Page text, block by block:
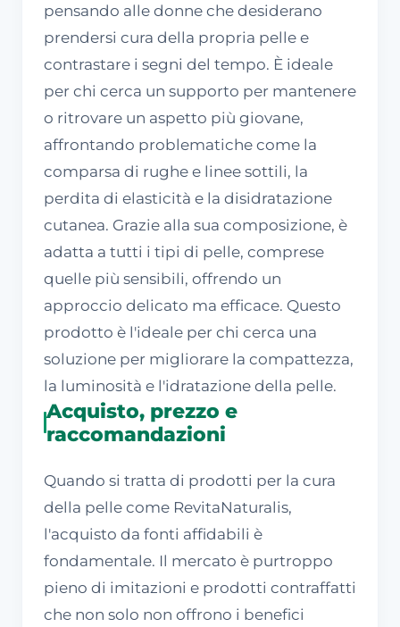
pensando alle donne che desiderano
prendersi cura della propria pelle e
contrastare i segni del tempo. È ideale
per chi cerca un supporto per mantenere
o ritrovare un aspetto più giovane,
affrontando problematiche come la
comparsa di rughe e linee sottili, la
perdita di elasticità e la disidratazione
cutanea. Grazie alla sua composizione, è
adatta a tutti i tipi di pelle, comprese
quelle più sensibili, offrendo un
approccio delicato ma efficace. Questo
prodotto è l'ideale per chi cerca una
soluzione per migliorare la compattezza,
la luminosità e l'idratazione della pelle.
Acquisto, prezzo e
raccomandazioni
Quando si tratta di prodotti per la cura
della pelle come RevitaNaturalis,
l'acquisto da fonti affidabili è
fondamentale. Il mercato è purtroppo
pieno di imitazioni e prodotti contraffatti
che non solo non offrono i benefici